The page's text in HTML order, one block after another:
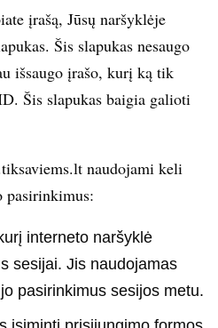
įrašą, Jūsų naršyklėje
Šis slapukas nesaugo
išsaugo įrašo, kurį ką tik
Šis slapukas baigia galioti
naudojami keli
pasirinkimus:
interneto naršyklė
sesijai. Jis naudojamas
pasirinkimus sesijos metu.